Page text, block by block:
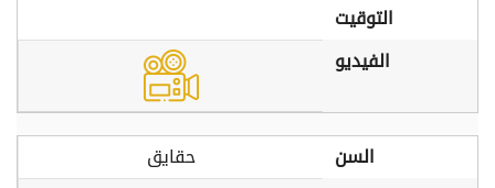
التوقيت
الفيديو
السن
حقايق